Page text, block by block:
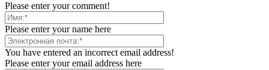
Please enter your comment!
Please enter your name here
You have entered an incorrect email address!
Please enter your email address here